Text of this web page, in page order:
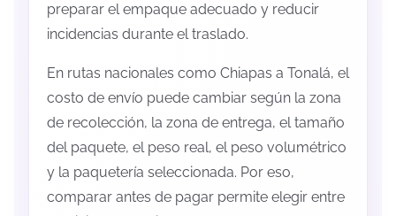
preparar el empaque adecuado y reducir
incidencias durante el traslado.
En rutas nacionales como Chiapas a Tonalá, el
costo de envío puede cambiar según la zona
de recolección, la zona de entrega, el tamaño
del paquete, el peso real, el peso volumétrico
y la paquetería seleccionada. Por eso,
comparar antes de pagar permite elegir entre